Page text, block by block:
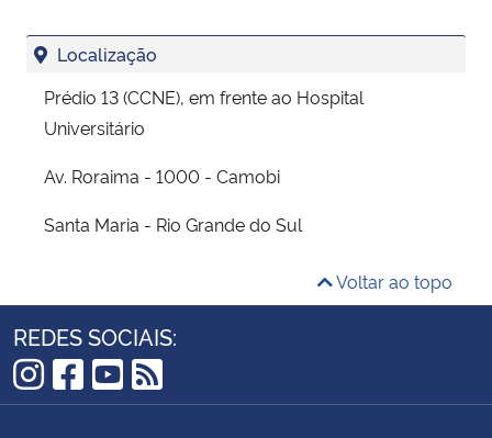
Localização
Prédio 13 (CCNE), em frente ao Hospital
Universitário
Av. Roraima - 1000 - Camobi
Santa Maria - Rio Grande do Sul
Voltar ao topo
REDES SOCIAIS:
Instagram
Facebook
YouTube
RSS